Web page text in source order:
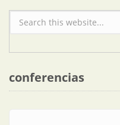
Formulario de búsqueda
conferencias